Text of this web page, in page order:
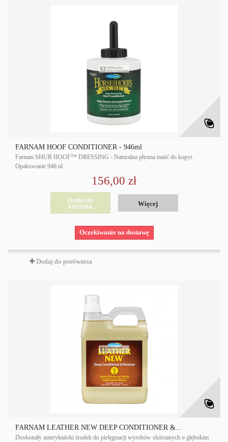
FARNAM HOOF CONDITIONER - 946ml
Farnam SHUR HOOF™ DRESSING - Naturalna płynna maść do kopyt.
Opakowanie 946 nl.
156,00 zł
Dodaj do
koszyka
Więcej
Oczekiwanie na dostawę
Dodaj do porówania
FARNAM LEATHER NEW DEEP CONDITIONER &...
Doskonały amerykański środek do pielęgnacji wyrobów skórzanych o głębokim